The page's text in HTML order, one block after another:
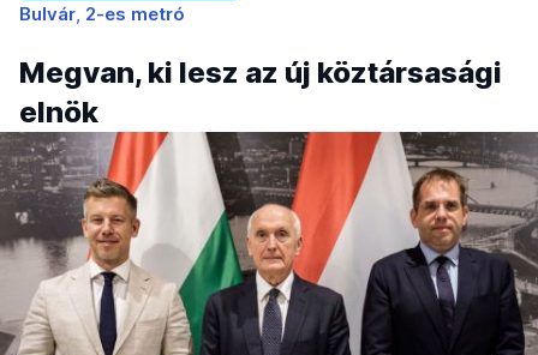
Bulvár 2-es metró
Megvan, ki lesz az új köztársasági
elnök